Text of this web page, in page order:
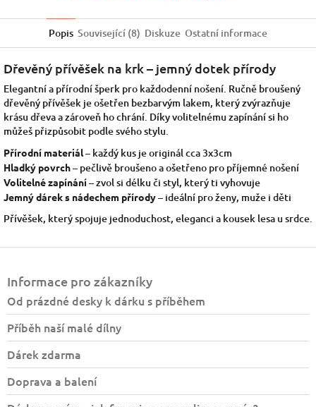
Popis Související (8) Diskuze Ostatní informace
Dřevěný přívěšek na krk – jemný dotek přírody
Elegantní a přírodní šperk pro každodenní nošení. Ručně broušený
dřevěný přívěšek je ošetřen bezbarvým lakem, který zvýrazňuje
krásu dřeva a zároveň ho chrání. Díky volitelnému zapínání si ho
můžeš přizpůsobit podle svého stylu.
Přírodní materiál– každý kus je originál cca 3x3cm
Hladký povrch– pečlivě broušeno a ošetřeno pro příjemné nošení
Volitelné zapínání– zvol si délku či styl, který ti vyhovuje
Jemný dárek s nádechem přírody– ideální pro ženy, muže i děti
Přívěšek, který spojuje jednoduchost, eleganci a kousek lesa u srdce.
Informace pro zákazníky
Od prázdné desky k dárku s příběhem
Příběh naší malé dílny
Dárek zdarma
Doprava a balení